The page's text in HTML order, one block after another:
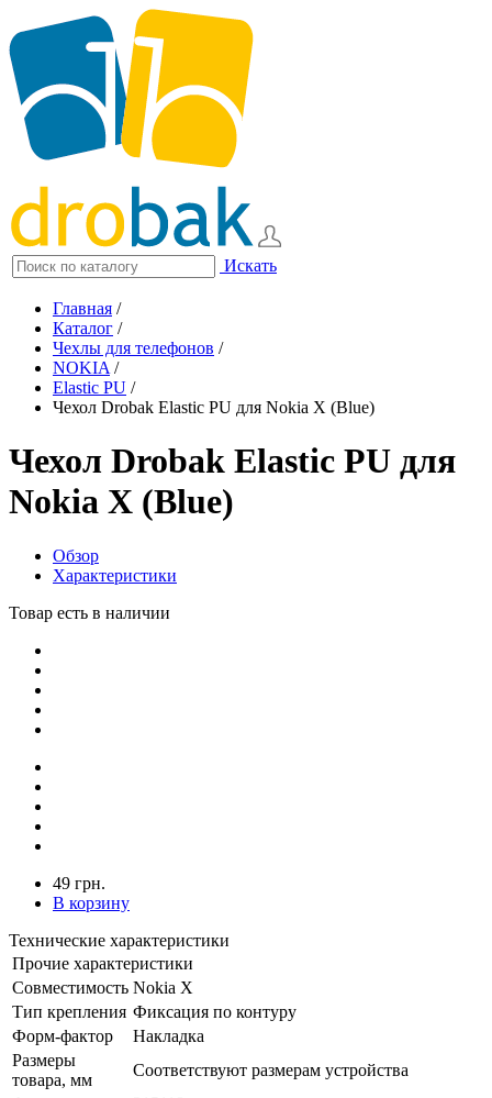
Искать
Главная /
Каталог /
Чехлы для телефонов /
NOKIA /
Elastic PU /
Чехол Drobak Elastic PU для Nokia X (Blue)
Чехол Drobak Elastic PU для
Nokia X (Blue)
Обзор
Характеристики
Товар есть в наличии
49 грн.
В корзину
Технические характеристики
Прочие характеристики
Совместимость Nokia X
Тип крепления Фиксация по контуру
Форм-фактор
Накладка
Размеры
товара, мм
Соответствуют размерам устройства